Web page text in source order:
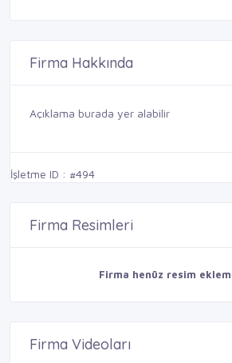
Firma Hakkında
Açıklama burada yer alabilir
İşletme ID : #494
Firma Resimleri
Firma henüz resim
Firma Videoları